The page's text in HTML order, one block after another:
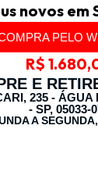
novos em
PELO
R$
E
235 -
- SP, 05033-
A